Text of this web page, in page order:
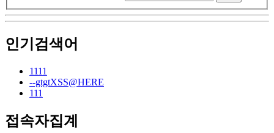
인기검색어
1111
--gtgtXSS@HERE
111
접속자집계